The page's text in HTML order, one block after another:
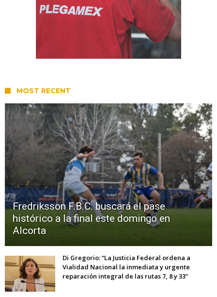
MOST RECENT
Fredriksson F.B.C. buscará el pase
histórico a la final este domingo en
Alcorta
Di Gregorio: “La Justicia Federal ordena a
Vialidad Nacional la inmediata y urgente
reparación integral de las rutas 7, 8 y 33”